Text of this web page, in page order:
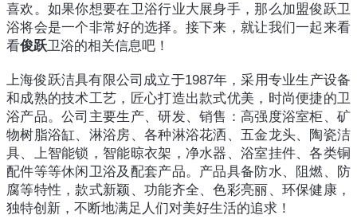
喜欢。如果你想要在卫浴行业大展身手，那么加盟俊跃卫
浴将会是一个非常好的选择。接下来，就让我们一起来看
看俊跃卫浴的相关信息吧！
上海俊跃洁具有限公司成立于1987年，采用专业生产设备
和成熟的技术工艺，匠心打造出款式优美，时尚便捷的卫
浴产品。公司主要生产、研发、销售：高强度浴室柜、矿
物树脂浴缸、淋浴房、各种淋浴花洒、五金龙头、陶瓷洁
具、上智能锁，智能晾衣架，净水器、浴室挂件、各类铜
配件等等休闲卫浴及配套产品。产品具备防水、阻燃、防
腐等特性，款式新颖、功能齐全、色彩亮丽、环保健康，
独特创新，不断地满足人们对美好生活的追求！